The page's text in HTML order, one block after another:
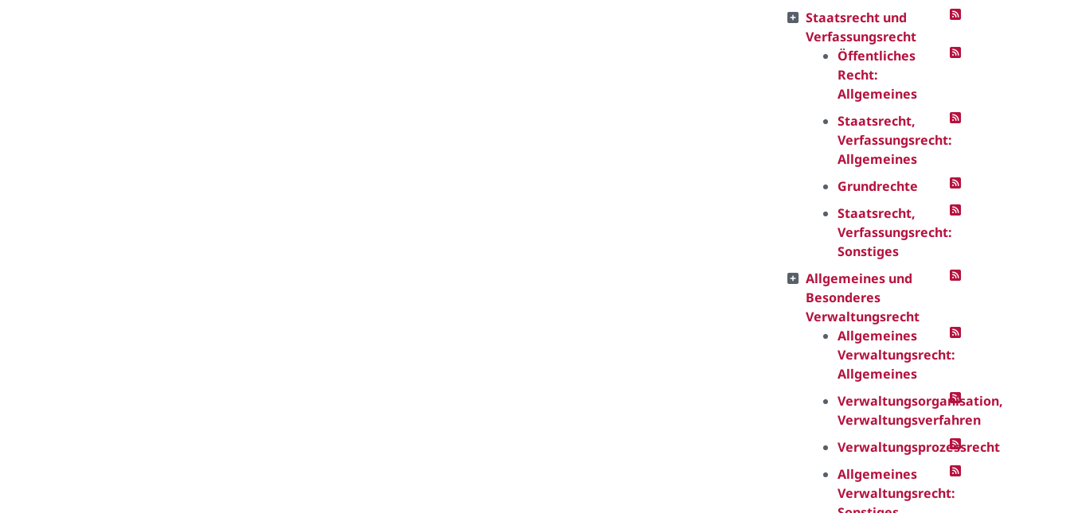
Staatsrecht und
Verfassungsrecht
Öffentliches
Recht:
Allgemeines
Staatsrecht,
Verfassungsrecht:
Allgemeines
Grundrechte
Staatsrecht,
Verfassungsrecht:
Sonstiges
Allgemeines und
Besonderes
Verwaltungsrecht
Allgemeines
Verwaltungsrecht:
Allgemeines
Verwaltungsorganisation,
Verwaltungsverfahren
Verwaltungsprozessrecht
Allgemeines
Verwaltungsrecht: